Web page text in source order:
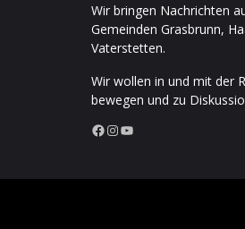
Wir bringen Nachrichten
Gemeinden Grasbrunn,
Vaterstetten.
Wir wollen in und mit der
bewegen und zu
Facebook InstagramYouTube